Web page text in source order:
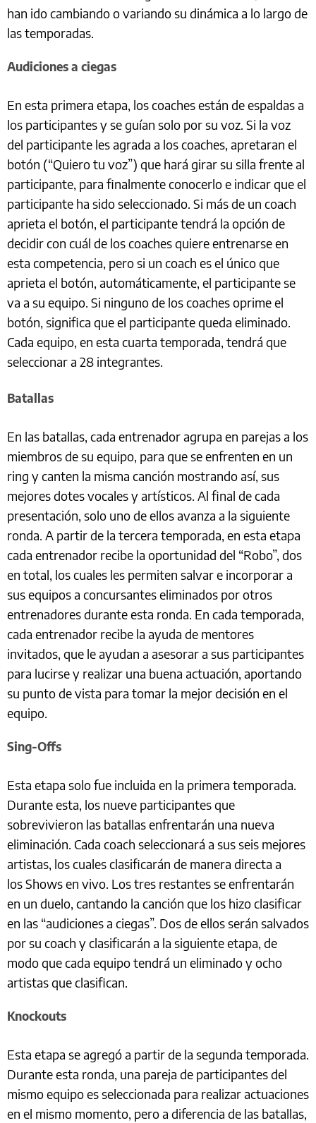
han ido cambiando o variando su dinámica a lo largo de
las temporadas.
Audiciones a ciegas
En esta primera etapa, los coaches están de espaldas a
los participantes y se guían solo por su voz. Si la voz
del participante les agrada a los coaches, apretaran el
botón (“Quiero tu voz”) que hará girar su silla frente al
participante, para finalmente conocerlo e indicar que el
participante ha sido seleccionado. Si más de un coach
aprieta el botón, el participante tendrá la opción de
decidir con cuál de los coaches quiere entrenarse en
esta competencia, pero si un coach es el único que
aprieta el botón, automáticamente, el participante se
va a su equipo. Si ninguno de los coaches oprime el
botón, significa que el participante queda eliminado.
Cada equipo, en esta cuarta temporada, tendrá que
seleccionar a 28 integrantes.
Batallas
En las batallas, cada entrenador agrupa en parejas a los
miembros de su equipo, para que se enfrenten en un
ring y canten la misma canción mostrando así, sus
mejores dotes vocales y artísticos. Al final de cada
presentación, solo uno de ellos avanza a la siguiente
ronda. A partir de la tercera temporada, en esta etapa
cada entrenador recibe la oportunidad del “Robo”, dos
en total, los cuales les permiten salvar e incorporar a
sus equipos a concursantes eliminados por otros
entrenadores durante esta ronda. En cada temporada,
cada entrenador recibe la ayuda de mentores
invitados, que le ayudan a asesorar a sus participantes
para lucirse y realizar una buena actuación, aportando
su punto de vista para tomar la mejor decisión en el
equipo.
Sing-Offs
Esta etapa solo fue incluida en la primera temporada.
Durante esta, los nueve participantes que
sobrevivieron las batallas enfrentarán una nueva
eliminación. Cada coach seleccionará a sus seis mejores
artistas, los cuales clasificarán de manera directa a
los Shows en vivo. Los tres restantes se enfrentarán
en un duelo, cantando la canción que los hizo clasificar
en las “audiciones a ciegas”. Dos de ellos serán salvados
por su coach y clasificarán a la siguiente etapa, de
modo que cada equipo tendrá un eliminado y ocho
artistas que clasifican.
Knockouts
Esta etapa se agregó a partir de la segunda temporada.
Durante esta ronda, una pareja de participantes del
mismo equipo es seleccionada para realizar actuaciones
en el mismo momento, pero a diferencia de las batallas,